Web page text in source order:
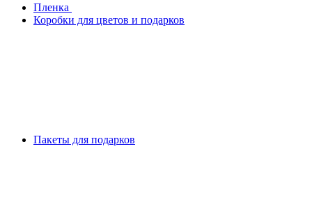
Плeнка
Коробки для цветов и подарков
Пакеты для подарков